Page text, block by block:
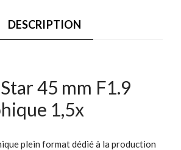
DESCRIPTION
45 mm F1.9
1,5x
plein format dédié à la production